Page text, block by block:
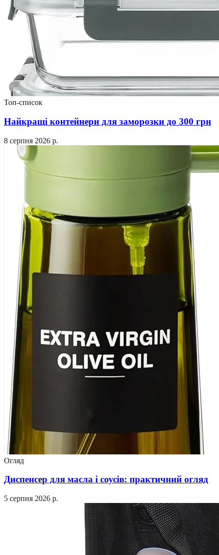
Топ-список
Найкращі контейнери для заморозки до 300 грн
8 серпня 2026 р.
Огляд
Диспенсер для масла і соусів: практичний огляд
5 серпня 2026 р.